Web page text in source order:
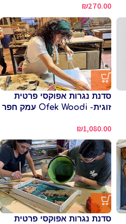
₪270.00
סדנת נגרות אפוקסי פרטית
זוגית- Ofek Woodi עמק חפר
₪1,080.00
סדנת נגרות אפוקסי פרטית